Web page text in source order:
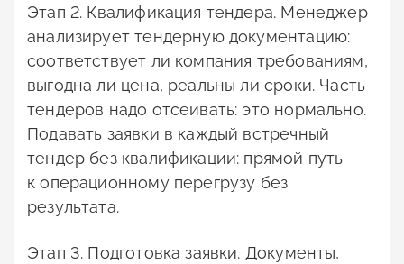
Этап 2. Квалификация тендера. Менеджер
анализирует тендерную документацию:
соответствует ли компания требованиям,
выгодна ли цена, реальны ли сроки. Часть
тендеров надо отсеивать: это нормально.
Подавать заявки в каждый встречный
тендер без квалификации: прямой путь
к операционному перегрузу без
результата.
Этап 3. Подготовка заявки. Документы,